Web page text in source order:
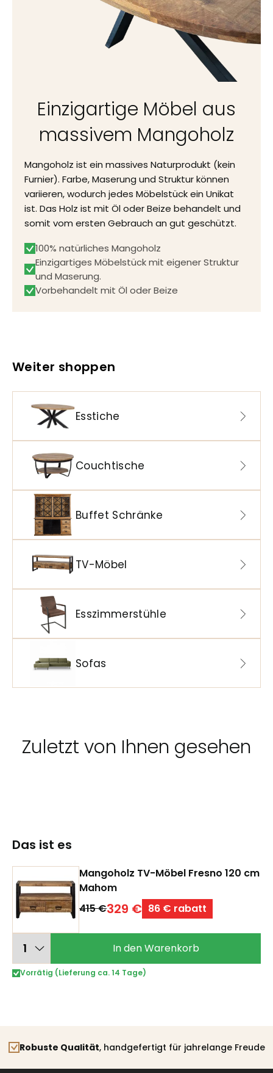
Einzigartige Möbel aus
massivem Mangoholz
Mangoholz ist ein massives Naturprodukt (kein
Furnier). Farbe, Maserung und Struktur können
variieren, wodurch jedes Möbelstück ein Unikat
ist. Das Holz ist mit Öl oder Beize behandelt und
somit vom ersten Gebrauch an gut geschützt.
100% natürliches Mangoholz
Einzigartiges Möbelstück mit eigener Struktur
und Maserung.
Vorbehandelt mit Öl oder Beize
Weiter shoppen
Esstiche
Couchtische
Buffet Schränke
TV-Möbel
Esszimmerstühle
Sofas
Zuletzt von Ihnen gesehen
Das ist es
Mangoholz TV-Möbel Fresno 120 cm
Mahom
415 €329 € 86 € rabatt
In den Warenkorb
Vorrätig (Lieferung ca. 14 Tage)
Robuste Qualität, handgefertigt für jahrelange Freude